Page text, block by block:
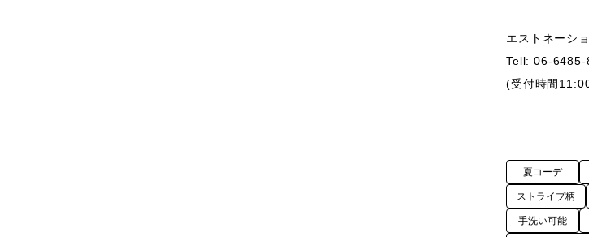
エストネーシ
Tell: 06-6485-
夏コーデ
ストライプ柄
手洗い可能